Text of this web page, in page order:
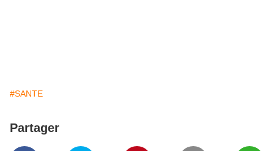
#SANTE
Partager